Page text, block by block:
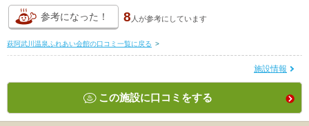
参考になった！ 8 人が参考にしています
萩阿武川温泉ふれあい会館の口コミ一覧に戻る >
施設情報
この施設に口コミをする